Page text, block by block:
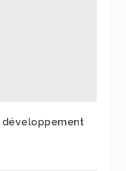
développement